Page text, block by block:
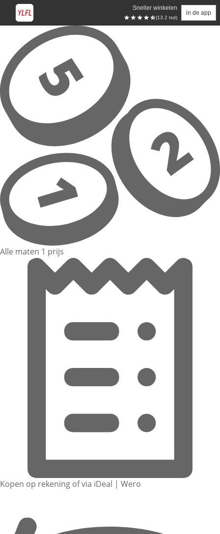
Sneller winkelen
(13.2 tsd)
in de app
Overslaan naar hoofdinhoud
Alle maten 1 prijs
Kopen op rekening of via iDeal | Wero